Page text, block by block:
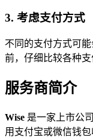
3. 考虑支付方式
不同的支付方式可
前，仔细比较各种支
服务商简介
Wise 是一家上市公
用支付宝或微信钱